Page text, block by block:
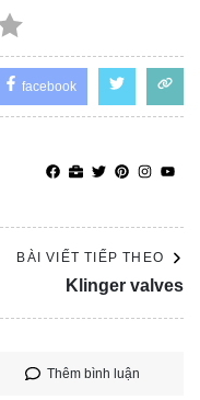
facebook
BÀI VIẾT TIẾP THEO
Klinger valves
Thêm bình luận